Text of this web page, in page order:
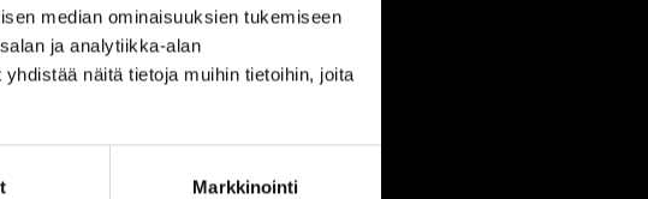
median ominaisuuksien tukemiseen
ja analytiikka-alan
näitä tietoja muihin tietoihin, joita
Markkinointi